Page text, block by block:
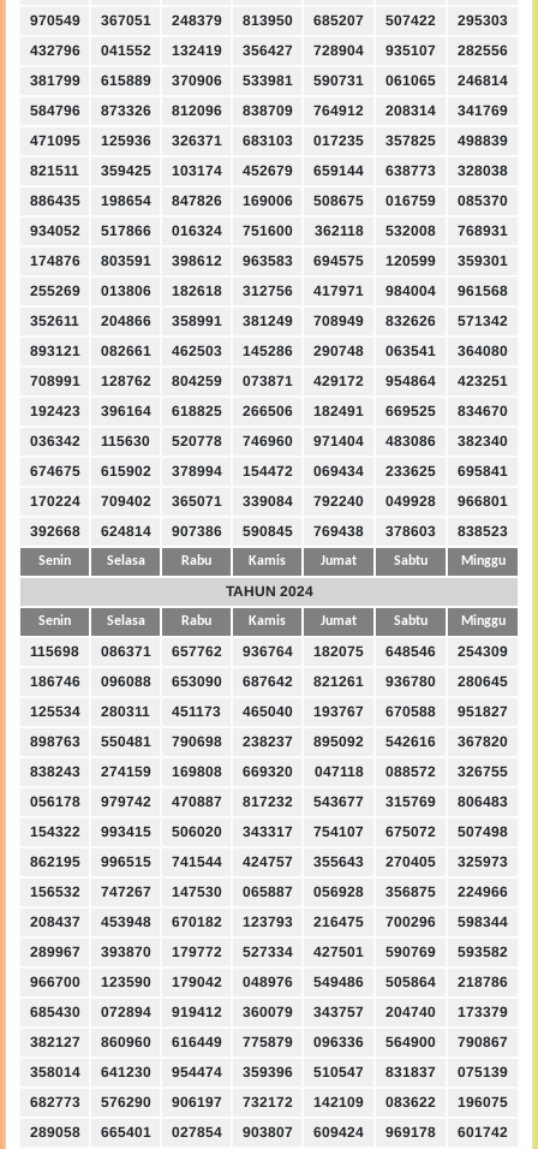
970549
367051 248379 813950 685207 507422
295303
432796
041552 132419 356427 728904 935107
282556
381799
615889 370906 533981 590731 061065
246814
584796
873326 812096 838709 764912 208314
341769
471095
125936 326371 683103 017235 357825
498839
821511
359425 103174 452679 659144 638773
328038
886435
198654 847826 169006 508675 016759
085370
934052
517866 016324 751600 362118 532008
768931
174876
803591 398612 963583 694575 120599
359301
255269
013806 182618 312756 417971 984004
961568
352611
204866 358991 381249 708949 832626
571342
893121
082661 462503 145286 290748 063541
364080
708991
128762 804259 073871 429172 954864
423251
192423
396164 618825 266506 182491 669525
834670
036342
115630 520778 746960 971404 483086
382340
674675
615902 378994 154472 069434 233625
695841
170224
709402 365071 339084 792240 049928
966801
392668
624814 907386 590845 769438 378603 838523
Senin Selasa Rabu Kamis Jumat Sabtu Minggu
TAHUN 2024
Senin Selasa Rabu Kamis Jumat Sabtu Minggu
115698 086371 657762 936764 182075 648546
254309
186746
096088 653090 687642 821261 936780
280645
125534
280311 451173 465040 193767 670588
951827
898763
550481 790698 238237 895092 542616
367820
838243
274159 169808 669320 047118 088572
326755
056178
979742 470887 817232 543677 315769
806483
154322
993415 506020 343317 754107 675072
507498
862195
996515 741544 424757 355643 270405
325973
156532
747267 147530 065887 056928 356875
224966
208437
453948 670182 123793 216475 700296
598344
289967
393870 179772 527334 427501 590769
593582
966700
123590 179042 048976 549486 505864
218786
685430
072894 919412 360079 343757 204740
173379
382127
860960 616449 775879 096336 564900
790867
358014
641230 954474 359396 510547 831837
075139
682773
576290 906197 732172 142109 083622
196075
289058
665401 027854 903807 609424 969178 601742